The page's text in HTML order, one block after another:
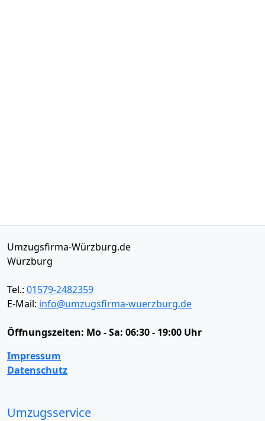
Umzugsfirma-Würzburg.de
Würzburg
Tel.: 01579-2482359
E-Mail: info@umzugsfirma-wuerzburg.de
Öffnungszeiten: Mo - Sa: 06:30 - 19:00 Uhr
Impressum
Datenschutz
Umzugsservice